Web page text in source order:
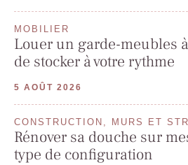
MOBILIER
Louer un garde-meubles
de stocker à votre rythme
5 AOÛT 2026
CONSTRUCTION, MURS ET
Rénover sa douche sur
type de configuration